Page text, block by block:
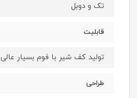
تک و دوبل
قابلیت
تولید کف شیر با فوم بسیار عالی
طراحی